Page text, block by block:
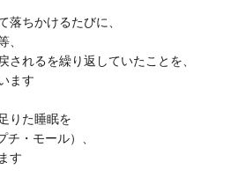
落ちかけるたびに、
、
されるを繰り返していたことを、
ます
りた睡眠を
・モール）、
す